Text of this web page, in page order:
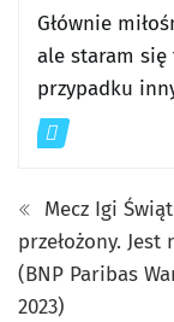
Głównie
ale staram się
przypadku
Mecz Igi
przełożony. Jest
(BNP Paribas
2023)